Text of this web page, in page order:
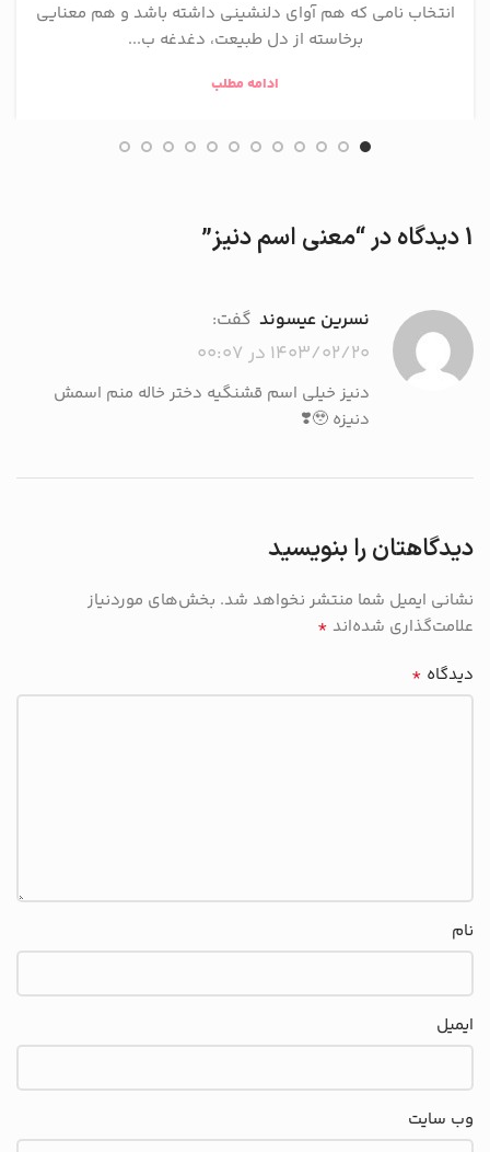
انتخاب نامی که هم آوای دلنشینی داشته باشد و هم معنایی
برخاسته از دل طبیعت، دغدغه ب...
ادامه مطلب
1 دیدگاه در “ معنی اسم دنیز”
نسرین عیسوند گفت:
۱۴۰۳/۰۲/۲۰ در ۰۰:۰۷
دنیز خیلی اسم قشنگیه دختر خاله منم اسمش
دنیزه 🥹❣️
دیدگاهتان را بنویسید
نشانی ایمیل شما منتشر نخواهد شد. بخش‌های موردنیاز
علامت‌گذاری شده‌اند *
دیدگاه *
نام
ایمیل
وب‌ سایت